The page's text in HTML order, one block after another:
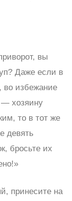
вы
Даже если в
во избежание
— хозяину
то в тот же
девять
бросьте их
принесите на